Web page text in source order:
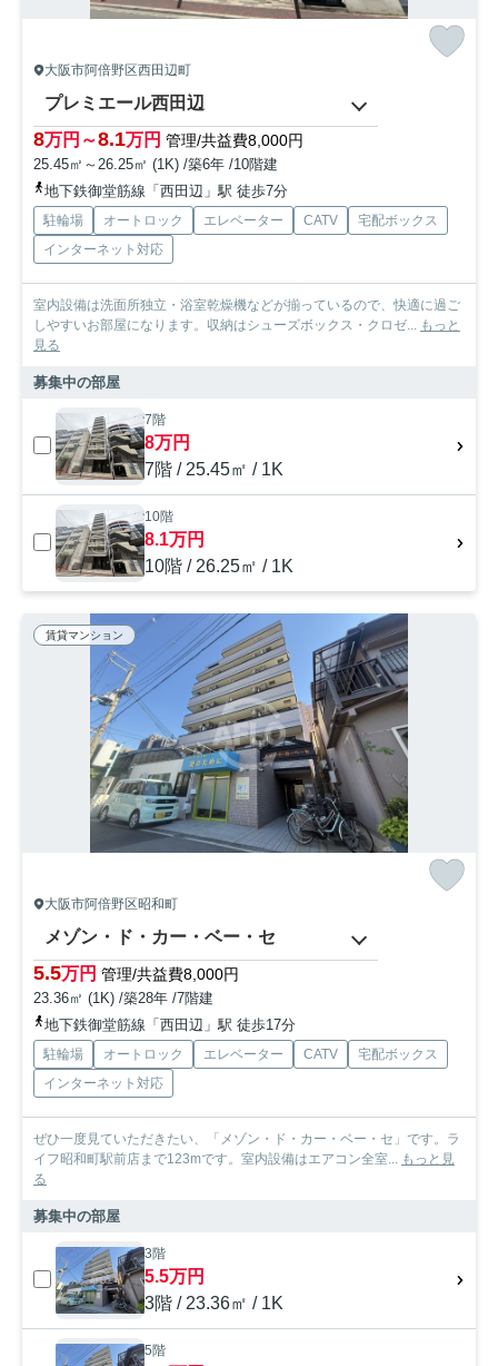
大阪市阿倍野区西田辺町
プレミエール西田辺
8万円～8.1万円 管理/共益費8,000円
25.45㎡～26.25㎡ (1K) /築6年 /10階建
地下鉄御堂筋線「西田辺」駅 徒歩7分
駐輪場 オートロック エレベーター CATV
宅配ボックス
インターネット対応
室内設備は洗面所独立・浴室乾燥機などが揃っているので、快適に過ご
しやすいお部屋になります。収納はシューズボックス・クロゼ... もっと
見る
募集中の部屋
7階
8万円
7階 / 25.45㎡ / 1K
10階
8.1万円
10階 / 26.25㎡ / 1K
賃貸マンション
大阪市阿倍野区昭和町
メゾン・ド・カー・ベー・セ
5.5万円 管理/共益費8,000円
23.36㎡ (1K) /築28年 /7階建
地下鉄御堂筋線「西田辺」駅 徒歩17分
駐輪場 オートロック エレベーター CATV
宅配ボックス
インターネット対応
ぜひ一度見ていただきたい、「メゾン・ド・カー・ベー・セ」です。ラ
イフ昭和町駅前店まで123mです。室内設備はエアコン全室... もっと見
る
募集中の部屋
3階
5.5万円
3階 / 23.36㎡ / 1K
5階